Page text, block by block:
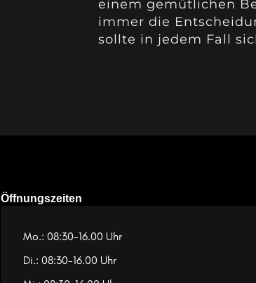
einem gemütlichen
immer die
sollte in jedem Fall
Öffnungszeiten
Mo.: 08:30-16.00 Uhr
Di.: 08:30-16.00 Uhr